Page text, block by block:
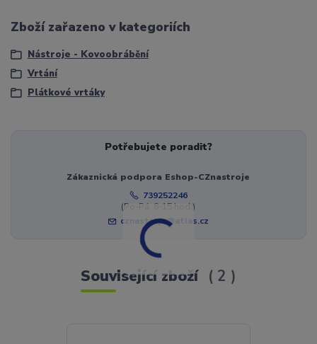
Zboží zařazeno v kategoriích
Nástroje - Kovoobrábění
Vrtání
Plátkové vrtáky
Potřebujete poradit?
Zákaznická podpora Eshop-CZnastroje
739252246
(Po-Pá, 8-15 hod.)
cznastroje@atlas.cz
Související zboží 2